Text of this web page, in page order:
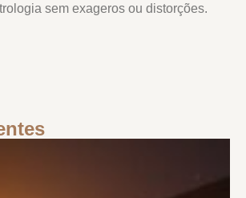
sem exageros ou distorções.